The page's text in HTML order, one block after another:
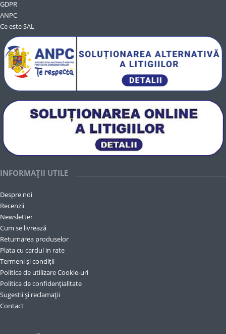
GDPR
ANPC
Ce este SAL
INFORMAȚII UTILE
Despre noi
Recenzii
Newsletter
Cum se livrează
Returnarea produselor
Plata cu cardul in rate
Termeni și condiții
Politica de utilizare Cookie-uri
Politica de confidențialitate
Sugestii și reclamații
Contact